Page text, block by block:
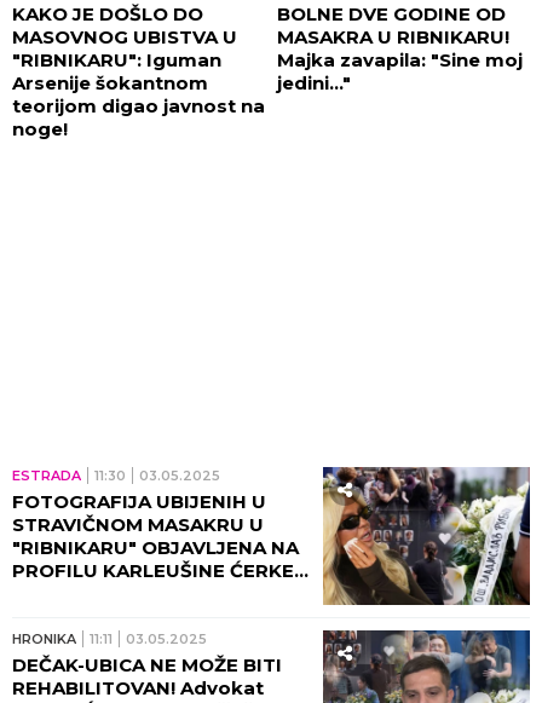
KAKO JE DOŠLO DO
MASOVNOG UBISTVA U
"RIBNIKARU": Iguman
Arsenije šokantnom
teorijom digao javnost na
noge!
BOLNE DVE GODINE OD
MASAKRA U RIBNIKARU!
Majka zavapila: "Sine moj
jedini..."
ESTRADA 11:30 03.05.2025
FOTOGRAFIJA UBIJENIH U
STRAVIČNOM MASAKRU U
"RIBNIKARU" OBJAVLJENA NA
PROFILU KARLEUŠINE ĆERKE:
HRONIKA 11:11 03.05.2025
DEČAK-UBICA NE MOŽE BITI
REHABILITOVAN! Advokat